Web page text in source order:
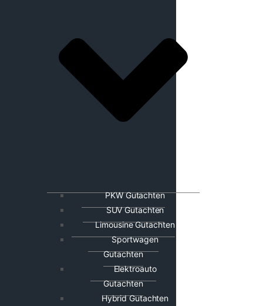
PKW Gutachten
SUV Gutachten
Limousine Gutachten
Sportwagen
Gutachten
Elektroauto
Gutachten
Hybrid Gutachten